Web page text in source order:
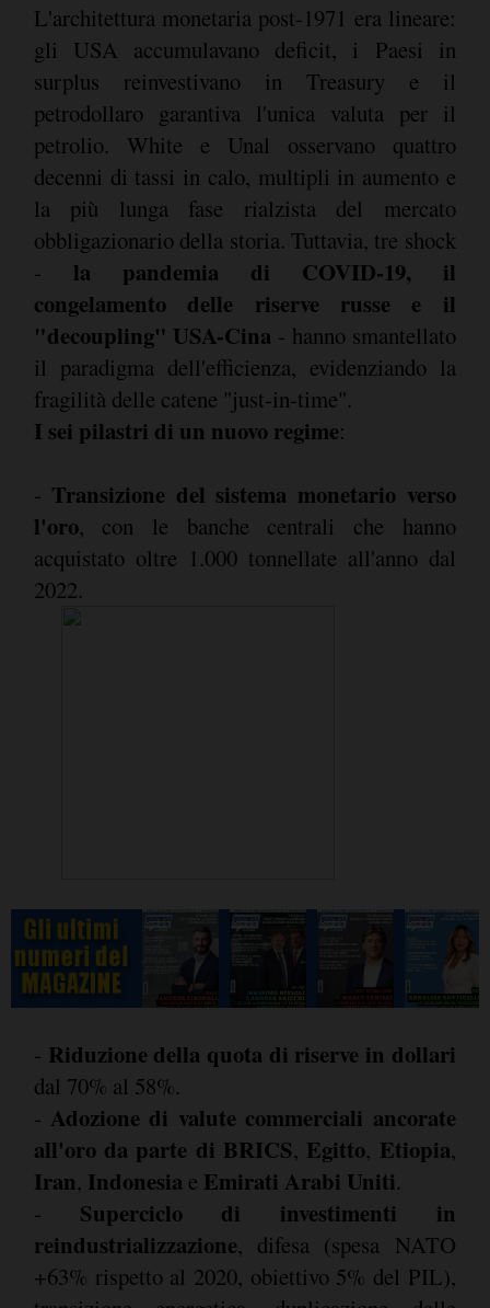
L'architettura monetaria post-1971 era lineare:
gli USA accumulavano deficit, i Paesi in
surplus reinvestivano in Treasury e il
petrodollaro garantiva l'unica valuta per il
petrolio. White e Unal osservano quattro
decenni di tassi in calo, multipli in aumento e
la più lunga fase rialzista del mercato
obbligazionario della storia. Tuttavia, tre shock
- la pandemia di COVID-19, il
congelamento delle riserve russe e il
"decoupling" USA-Cina - hanno smantellato
il paradigma dell'efficienza, evidenziando la
fragilità delle catene "just-in-time".
I sei pilastri di un nuovo regime:
- Transizione del sistema monetario verso
l'oro, con le banche centrali che hanno
acquistato oltre 1.000 tonnellate all'anno dal
2022.
- Riduzione della quota di riserve in dollari
dal 70% al 58%.
- Adozione di valute commerciali ancorate
all'oro da parte di BRICS, Egitto, Etiopia,
Iran, Indonesia e Emirati Arabi Uniti.
- Superciclo di investimenti in
reindustrializzazione, difesa (spesa NATO
+63% rispetto al 2020, obiettivo 5% del PIL),